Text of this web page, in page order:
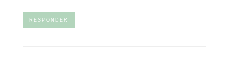
RESPONDER